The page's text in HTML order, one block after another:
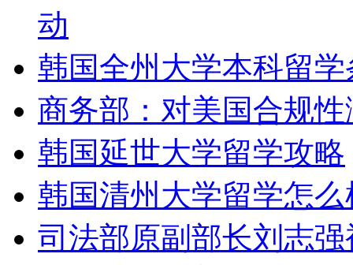
动
韩国全州大学本科留
商务部：对美国合规
韩国延世大学留学攻略
韩国清州大学留学怎么
司法部原副部长刘志强